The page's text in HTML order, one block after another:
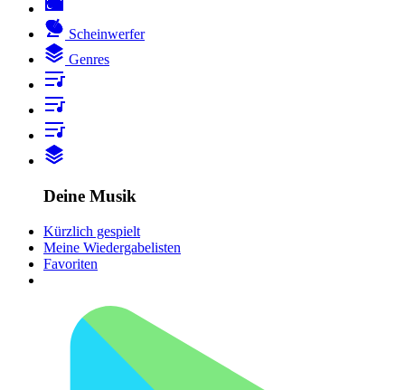
Scheinwerfer
Genres
Deine Musik
Kürzlich gespielt
Meine Wiedergabelisten
Favoriten